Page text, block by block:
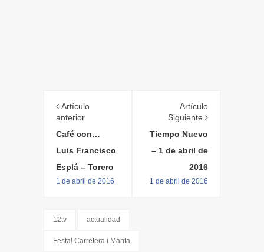
Artículo
anterior
Café con…
Luis Francisco
Esplá – Torero
1 de abril de 2016
Artículo
Siguiente
Tiempo Nuevo
– 1 de abril de
2016
1 de abril de 2016
12tv actualidad
Festa! Carretera i Manta